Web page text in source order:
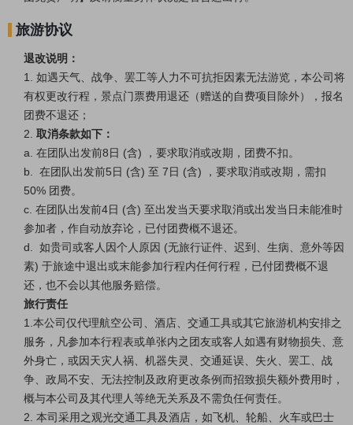
旅游协议
退改说明：
1. 如遇天气、战争、罢工等人力不可抗拒因素无法游览，本公司将
有权更改行程，景点门票费用退还（赠送的自费项目除外），报名
团费不退还；
2. 取消条款如下：
a. 在团队出发前8日 (含) ，要求取消或改期，团费不扣。
b. 在团队出发前5日 (含) 至 7日 (含) ，要求取消或改期，需扣
50% 团费。
c. 在团队出发前4日 (含) 至出发当天要求取消或出发当日未能准时
参加者，作自动放弃论，已付团费概不退还。
d. 如贵司或客人因个人原因 (无旅行证件、迟到、生病、意外等因
素) 于旅途中退出或末能参加行程内任何行程，已付团费概不退
还，也不会以其他服务赔偿。
旅行责任
1.本公司仅代理航空公司、酒店、交通工具或其它旅游机构安排之
服务，凡参加本行程表或单张内之团友或客人如遇有财物损失、意
外身亡，或因天灾人祸、机器失灵、交通延误、失火、罢工、战
争、政局不安、无法控制及政府更改条例而招致损失额外费用时，
概与本公司及其代理人等绝无关系及不需负任何责任。
2. 本司采用之观光交通工具及酒店，如飞机、轮船、火车或巴士